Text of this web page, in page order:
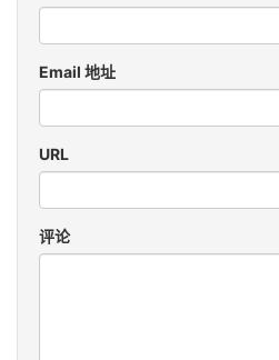
Email 地址
URL
评论